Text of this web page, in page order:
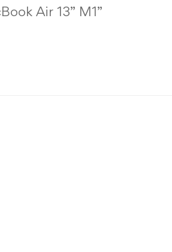
Air 13” M1”